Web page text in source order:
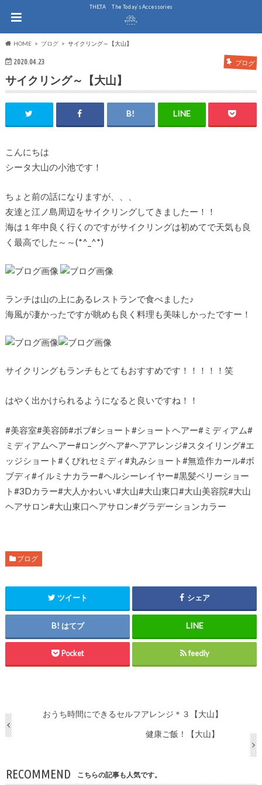
THE.TA The Today`s Accessories
HOME ブログ サイクリング～【大山】
2020.04.23 ブログ
サイクリング～【大山】
こんにちは
シータ大山の小池です！
ちょと前の話になりますが、、、
友達と江ノ島周辺をサイクリングしてきましたー！！
海は１年中良く行くのですがサイクリングは初めてで天気も良
く最高でした～～(*^_^*)
ランチは山の上にあるレストランで食べました♪
海風が凄かったですが眺めも良く料理も美味しかったですー！
サイクリングもランチもとてもおすすめです！！！！！笑
はやく出かけられるようになると良いですね！！
#美容室#美容師#ボブ#ショート#ショートヘアー#ミディアム#
ミディアムヘアー#ロングヘア#ヘアアレンジ#スタイリング#エ
ッジショート#くびれセミディ#丸みショート#無造作カール#ボ
ブディ#イルミナカラー#ヘルシーレイヤー#黒髪ベリーショー
ト#3Dカラー#大人かわいい#大山#大山東口#大山美容院#大山
ヘアサロン#大山東口ヘアサロン#グラデーションカラー
ブログ
ツイート シェア
はてブ
Pocket feedly
おうち時間にできるセルフアレンジ＊３【大山】
健康ご飯！【大山】
RECOMMEND こちらの記事も人気です。